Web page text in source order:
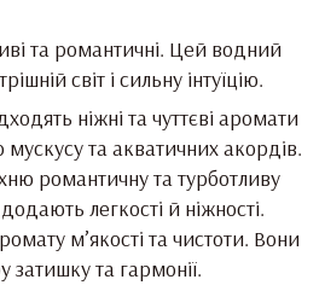
та романтичні. Цей водний
світ і сильну інтуїцію.
ніжні та чуттєві аромати
мускусу та акватичних акордів.
романтичну та турботливу
легкості й ніжності.
м’якості та чистоти. Вони
та гармонії.